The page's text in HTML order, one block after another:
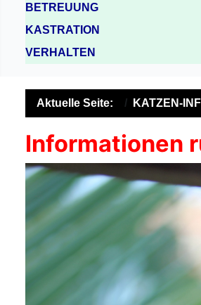
BETREUUNG
KASTRATION
VERHALTEN
Aktuelle Seite: KATZEN-
Informationen